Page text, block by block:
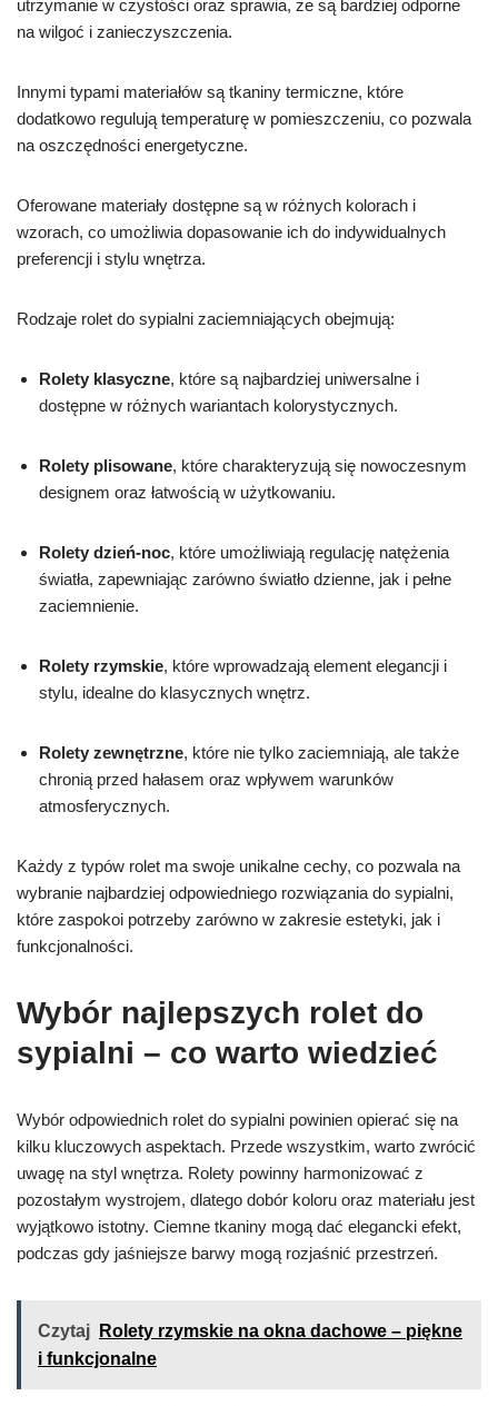
utrzymanie w czystości oraz sprawia, że są bardziej odporne
na wilgoć i zanieczyszczenia.
Innymi typami materiałów są tkaniny termiczne, które
dodatkowo regulują temperaturę w pomieszczeniu, co pozwala
na oszczędności energetyczne.
Oferowane materiały dostępne są w różnych kolorach i
wzorach, co umożliwia dopasowanie ich do indywidualnych
preferencji i stylu wnętrza.
Rodzaje rolet do sypialni zaciemniających obejmują:
Rolety klasyczne, które są najbardziej uniwersalne i
dostępne w różnych wariantach kolorystycznych.
Rolety plisowane, które charakteryzują się nowoczesnym
designem oraz łatwością w użytkowaniu.
Rolety dzień-noc, które umożliwiają regulację natężenia
światła, zapewniając zarówno światło dzienne, jak i pełne
zaciemnienie.
Rolety rzymskie, które wprowadzają element elegancji i
stylu, idealne do klasycznych wnętrz.
Rolety zewnętrzne, które nie tylko zaciemniają, ale także
chronią przed hałasem oraz wpływem warunków
atmosferycznych.
Każdy z typów rolet ma swoje unikalne cechy, co pozwala na
wybranie najbardziej odpowiedniego rozwiązania do sypialni,
które zaspokoi potrzeby zarówno w zakresie estetyki, jak i
funkcjonalności.
Wybór najlepszych rolet do
sypialni – co warto wiedzieć
Wybór odpowiednich rolet do sypialni powinien opierać się na
kilku kluczowych aspektach. Przede wszystkim, warto zwrócić
uwagę na styl wnętrza. Rolety powinny harmonizować z
pozostałym wystrojem, dlatego dobór koloru oraz materiału jest
wyjątkowo istotny. Ciemne tkaniny mogą dać elegancki efekt,
podczas gdy jaśniejsze barwy mogą rozjaśnić przestrzeń.
Czytaj
Rolety rzymskie na okna dachowe – piękne
i funkcjonalne